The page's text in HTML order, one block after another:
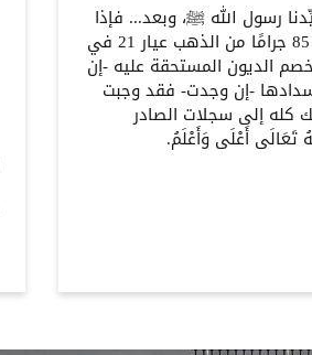
رسول الله ﷺ، وبعد... فإذا
كان المال بالغًا للنصاب، وهو ما يعادل قيمة 85 جرامًا من الذهب عيار 21 في
الديون المستحقة عليه -إن
-إن وجدت- فقد وجبت
في ذلك كله إلى سجلات الصادر
تَعَالَى أَعْلَى وَأَعْلَمُ.